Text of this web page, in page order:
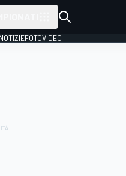
NOTIZIEFOTOVIDEO